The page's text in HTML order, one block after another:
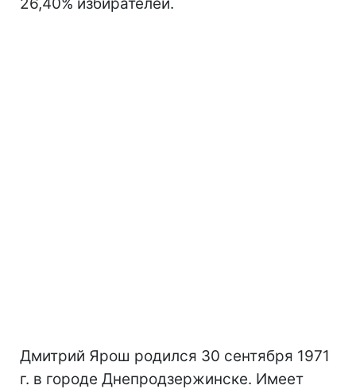
Дмитрий Ярош родился 30 сентября 1971
г. в городе Днепродзержинске. Имеет